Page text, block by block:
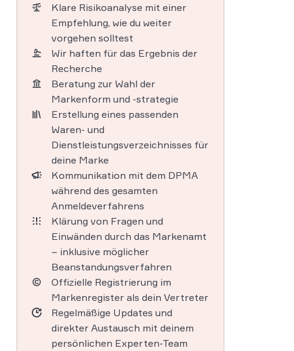
Klare Risikoanalyse mit einer
Empfehlung, wie du weiter
vorgehen solltest
Wir haften für das Ergebnis der
Recherche
Beratung zur Wahl der
Markenform und -strategie
Erstellung eines passenden
Waren- und
Dienstleistungsverzeichnisses für
deine Marke
Kommunikation mit dem DPMA
während des gesamten
Anmeldeverfahrens
Klärung von Fragen und
Einwänden durch das Markenamt
– inklusive möglicher
Beanstandungsverfahren
Offizielle Registrierung im
Markenregister als dein Vertreter
Regelmäßige Updates und
direkter Austausch mit deinem
persönlichen Experten-Team